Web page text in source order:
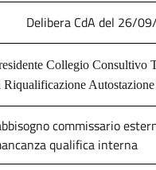
Delibera CdA del 26/
Collegio Consultivo
Riqualificazione
commissario
qualifica interna